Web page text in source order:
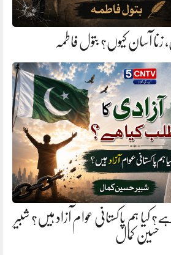
آسان کیوں؟ بتول فاطمہ
ہم پاکستانی عوام آزاد ہیں؟ شبیر
حسین کمال